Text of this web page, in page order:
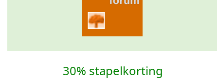
30% stapelkorting